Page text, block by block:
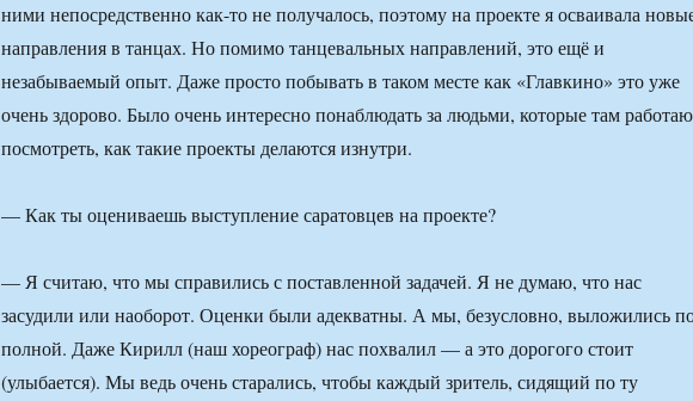
ними непосредственно как-то не получалось, поэтому на проекте я осваивала
направления в танцах. Но помимо танцевальных направлений, это ещё и
незабываемый опыт. Даже просто побывать в таком месте как «Главкино» это уже
очень здорово. Было очень интересно понаблюдать за людьми, которые там
посмотреть, как такие проекты делаются изнутри.
— Как ты оцениваешь выступление саратовцев на проекте?
— Я считаю, что мы справились с поставленной задачей. Я не думаю, что нас
засудили или наоборот. Оценки были адекватны. А мы, безусловно, выложились
полной. Даже Кирилл (наш хореограф) нас похвалил — а это дорогого стоит
(улыбается). Мы ведь очень старались, чтобы каждый зритель, сидящий по ту